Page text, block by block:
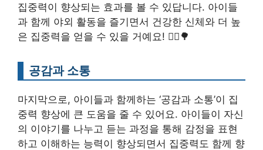
집중력이 향상되는 효과를 볼 수 있답니다. 아이들
과 함께 야외 활동을 즐기면서 건강한 신체와 더 높
은 집중력을 얻을 수 있을 거예요! 🏃‍♂️🌳
공감과 소통
마지막으로, 아이들과 함께하는 ‘공감과 소통’이 집
중력 향상에 큰 도움을 줄 수 있어요. 아이들이 자신
의 이야기를 나누고 듣는 과정을 통해 감정을 표현
하고 이해하는 능력이 향상되면서 집중력도 함께 향